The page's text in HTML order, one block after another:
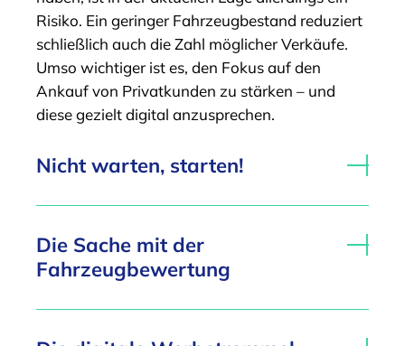
Risiko. Ein geringer Fahrzeugbestand reduziert
schließlich auch die Zahl möglicher Verkäufe.
Umso wichtiger ist es, den Fokus auf den
Ankauf von Privatkunden zu stärken – und
diese gezielt digital anzusprechen.
Nicht warten, starten!
Die Sache mit der
Fahrzeugbewertung